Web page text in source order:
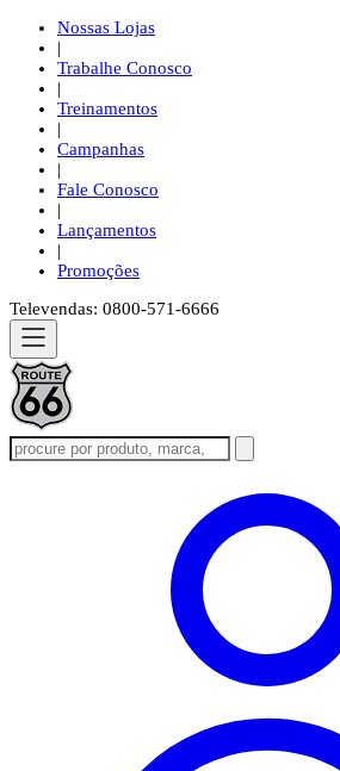
Nossas Lojas
|
Trabalhe Conosco
|
Treinamentos
|
Campanhas
|
Fale Conosco
|
Lançamentos
|
Promoções
Televendas: 0800-571-6666